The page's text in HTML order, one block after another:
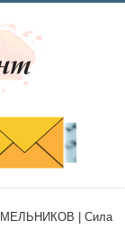
МЕЛЬНИКОВ | Сила